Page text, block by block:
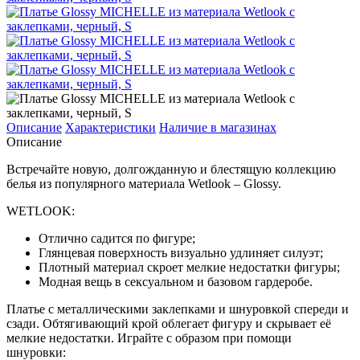
Описание Характеристики Наличие в магазинах
Описание
Встречайте новую, долгожданную и блестящую коллекцию
белья из популярного материала Wetlook – Glossy.
WETLOOK:
Отлично садится по фигуре;
Глянцевая поверхность визуально удлиняет силуэт;
Плотный материал скроет мелкие недостатки фигуры;
Модная вещь в сексуальном и базовом гардеробе.
Платье с металлическими заклепками и шнуровкой спереди и
сзади. Обтягивающий крой облегает фигуру и скрывает её
мелкие недостатки. Играйте с образом при помощи
шнуровки: